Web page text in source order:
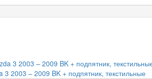
3 2003 – 2009 BK + подпятник, текстильные